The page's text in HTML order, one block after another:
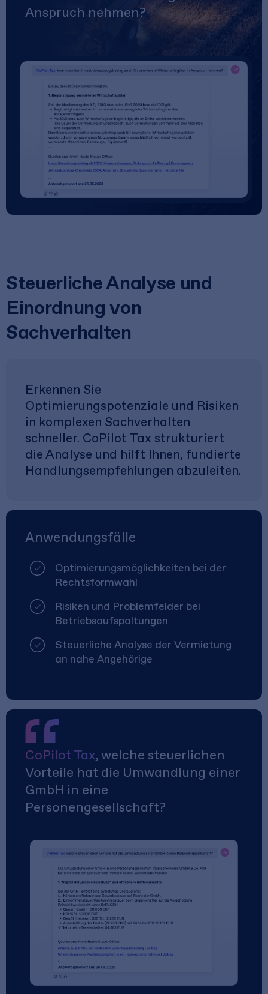
Anspruch nehmen?
Steuerliche Analyse und
Einordnung von
Sachverhalten
Erkennen Sie
Optimierungspotenziale und Risiken
in komplexen Sachverhalten
schneller. CoPilot Tax strukturiert
die Analyse und hilft Ihnen, fundierte
Handlungsempfehlungen abzuleiten.
Anwendungsfälle
Optimierungsmöglichkeiten bei der
Rechtsformwahl
Risiken und Problemfelder bei
Betriebsaufspaltungen
Steuerliche Analyse der Vermietung
an nahe Angehörige
CoPilot Tax, welche steuerlichen
Vorteile hat die Umwandlung einer
GmbH in eine
Personengesellschaft?